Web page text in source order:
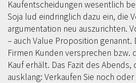
Kaufentscheidungen wesentlich
Soja lud eindringlich dazu ein, die
argumentation neu auszurichten.
– auch Value Proposition genannt.
Firmen Kunden versprechen bzw.
Kauf erhält. Das Fazit des
ausklang: Verkaufen Sie noch